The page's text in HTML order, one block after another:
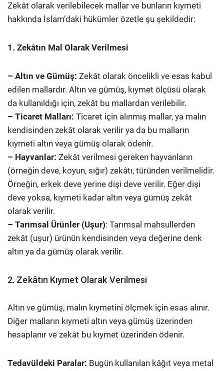
Zekât olarak verilebilecek mallar ve bunların kıymeti
hakkında İslam’daki hükümler özetle şu şekildedir:
1. Zekâtın Mal Olarak Verilmesi
– Altın ve Gümüş: Zekât olarak öncelikli ve esas kabul
edilen mallardır. Altın ve gümüş, kıymet ölçüsü olarak
da kullanıldığı için, zekât bu mallardan verilebilir.
– Ticaret Malları: Ticaret için alınmış mallar, ya malın
kendisinden zekât olarak verilir ya da bu malların
kıymeti altın veya gümüş olarak ödenir.
– Hayvanlar: Zekât verilmesi gereken hayvanların
(örneğin deve, koyun, sığır) zekâtı, türünden verilmelidir.
Örneğin, erkek deve yerine dişi deve verilir. Eğer dişi
deve yoksa, kıymeti kadar altın veya gümüş zekât
olarak verilir.
– Tarımsal Ürünler (Uşur): Tarımsal mahsullerden
zekât (uşur) ürünün kendisinden veya değerine denk
altın ya da gümüş olarak verilir.
2. Zekâtın Kıymet Olarak Verilmesi
Altın ve gümüş, malın kıymetini ölçmek için esas alınır.
Diğer malların kıymeti altın veya gümüş üzerinden
hesaplanır ve zekât bu kıymet üzerinden ödenir.
Tedavüldeki Paralar: Bugün kullanılan kâğıt veya metal